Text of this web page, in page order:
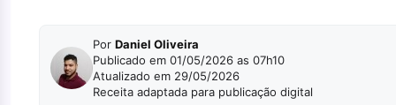
Por Daniel Oliveira
Publicado em 01/05/2026 as 07h10
Atualizado em 29/05/2026
Receita adaptada para publicação digital